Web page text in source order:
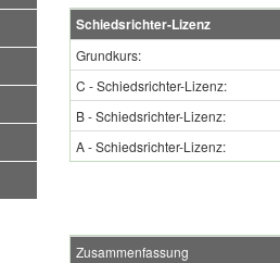
Schiedsrichter-Lizenz
Grundkurs:
C - Schiedsrichter-Lizenz:
B - Schiedsrichter-Lizenz:
A - Schiedsrichter-Lizenz:
Zusammenfassung